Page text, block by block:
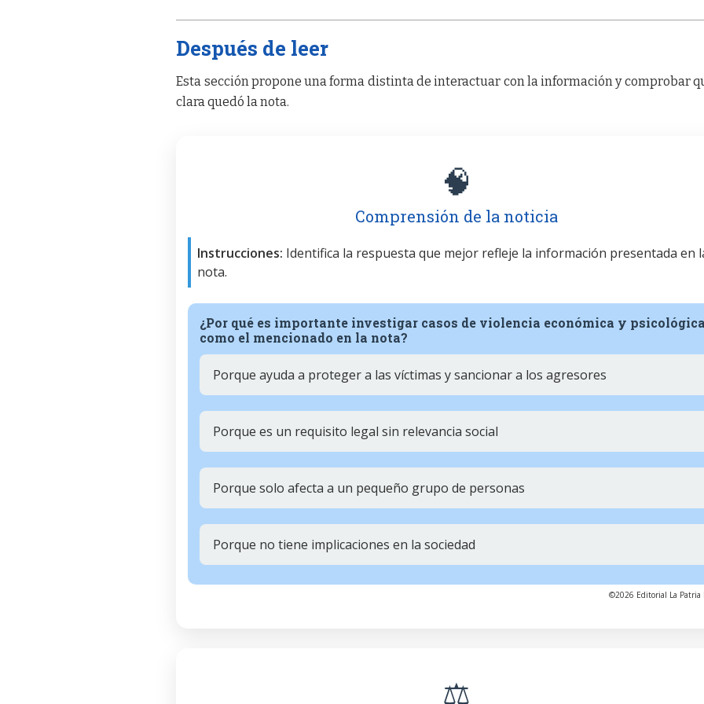
Después de leer
Esta sección propone una forma distinta de interactuar con la información y comprobar
clara quedó la nota.
🧠
Comprensión de la noticia
Instrucciones: Identifica la respuesta que mejor refleje la información presentada en
nota.
¿Por qué es importante investigar casos de violencia económica y psicológica
como el mencionado en la nota?
Porque ayuda a proteger a las víctimas y sancionar a los agresores
Porque es un requisito legal sin relevancia social
Porque solo afecta a un pequeño grupo de personas
Porque no tiene implicaciones en la sociedad
©2026 Editorial La Patria
⚖️